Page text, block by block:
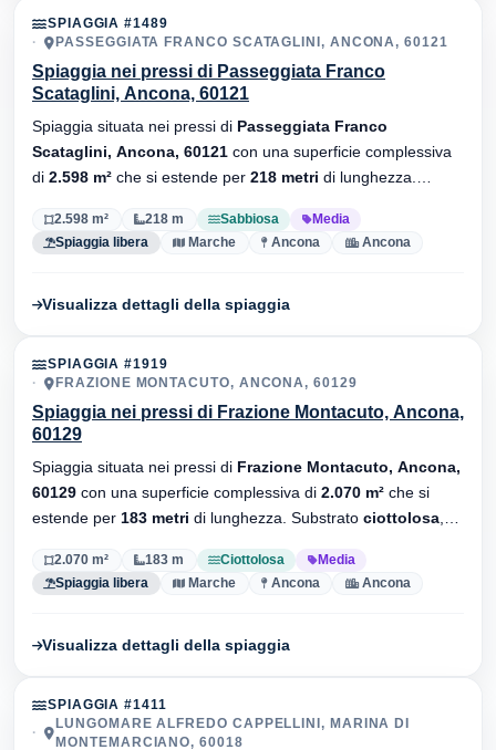
SPIAGGIA #1489
PASSEGGIATA FRANCO SCATAGLINI, ANCONA, 60121
Spiaggia nei pressi di Passeggiata Franco
Scataglini, Ancona, 60121
Spiaggia situata nei pressi di Passeggiata Franco
Scataglini, Ancona, 60121 con una superficie complessiva
di 2.598 m² che si estende per 218 metri di lunghezza.
2.598 m² 218 m Sabbiosa
Media
Spiaggia libera
Marche Ancona Ancona
Visualizza dettagli della spiaggia
SPIAGGIA #1919
FRAZIONE MONTACUTO, ANCONA, 60129
Spiaggia nei pressi di Frazione Montacuto, Ancona,
60129
Spiaggia situata nei pressi di Frazione Montacuto, Ancona,
60129 con una superficie complessiva di 2.070 m² che si
estende per 183 metri di lunghezza. Substrato ciottolosa
2.070 m² 183 m Ciottolosa
Media
Spiaggia libera
Marche Ancona Ancona
Visualizza dettagli della spiaggia
SPIAGGIA #1411
LUNGOMARE ALFREDO CAPPELLINI, MARINA DI
MONTEMARCIANO, 60018